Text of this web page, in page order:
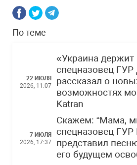
По теме
22 ИЮЛЯ
2026, 11:07
«Украина
спецназовец
рассказал о
возможностях
Katran
7 ИЮЛЯ
2026, 17:37
Скажем: “Мама,
спецназовец
представил
его будущем